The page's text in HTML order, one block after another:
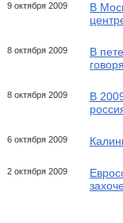
9 октября 2009
В
8 октября 2009
В
8 октября 2009
В
6 октября 2009
2 октября 2009